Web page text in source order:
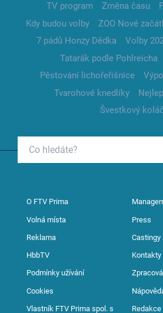
TV program
Změna času
Kdy budou volby
ZOO Nové
7 pádů Honzy Dědka
Volby
Tatarák podle Pohlreicha
Pěstování lichořeřišnice
Tvarohové knedlíky
Švestkový koláč
O FTV Prima
Volná místa Press
Reklama Castingy
HbbTV Kontakty
Podmínky užívání
Cookies
Vlastník FTV Prima spol. s Redakce